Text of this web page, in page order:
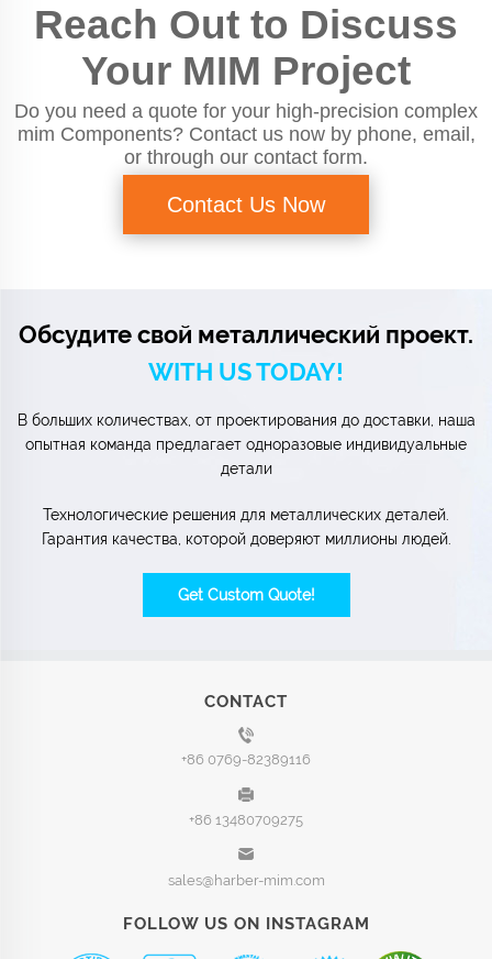
Reach Out to Discuss
Your MIM Project
Do you need a quote for your high-precision complex
mim Components? Contact us now by phone, email,
or through our contact form.
Contact Us Now
Обсудите свой металлический проект.
WITH US TODAY!
В больших количествах, от проектирования до доставки, наша
опытная команда предлагает одноразовые индивидуальные
детали
Технологические решения для металлических деталей.
Гарантия качества, которой доверяют миллионы людей.
Get Custom Quote!
CONTACT
+86 0769-82389116
+86 13480709275
sales@harber-mim.com
FOLLOW US ON INSTAGRAM